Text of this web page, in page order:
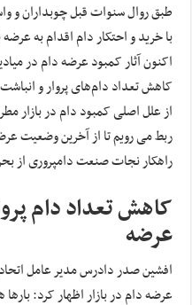
طبق روال سنوات قبل چوبداران و
با خرید و احتکار دام اقدام به
اکنون آثار کمبود عرضه دام در
کاهش تعداد دام‌های پروار و
از علل اصلی کمبود دام در بازار
ربط می رویم‌ تا از آخرین وضعیت
راهکار نجات صنعت دامپروری از
کاهش تعداد دام
عرضه
افشین صدر دادرس مدیر عامل
عرضه دام در بازار اظهار کرد: